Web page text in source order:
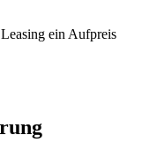
ein Aufpreis